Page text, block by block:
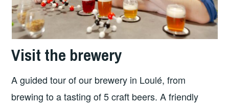
Visit the brewery
A guided tour of our brewery in Loulé, from
brewing to a tasting of 5 craft beers. A friendly